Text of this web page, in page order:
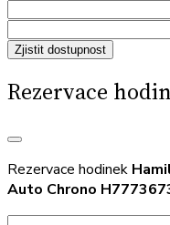
Zjistit dostupnost
Rezervace
Rezervace hodinek
Auto Chrono